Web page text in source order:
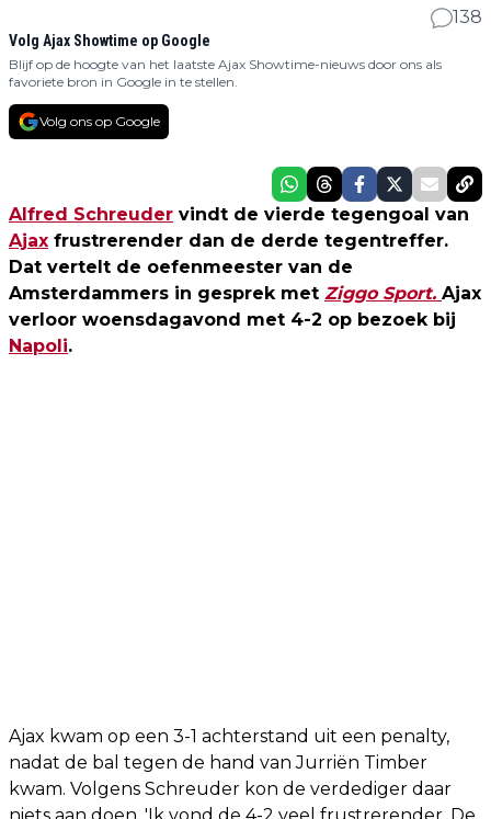
138
Volg Ajax Showtime op Google
Blijf op de hoogte van het laatste Ajax Showtime-nieuws door ons als
favoriete bron in Google in te stellen.
Volg ons op Google
Alfred Schreuder vindt de vierde tegengoal van
Ajax frustrerender dan de derde tegentreffer.
Dat vertelt de oefenmeester van de
Amsterdammers in gesprek met Ziggo Sport. Ajax
verloor woensdagavond met 4-2 op bezoek bij
Napoli.
Ajax kwam op een 3-1 achterstand uit een penalty,
nadat de bal tegen de hand van Jurriën Timber
kwam. Volgens Schreuder kon de verdediger daar
niets aan doen. 'Ik vond de 4-2 veel frustrerender. De